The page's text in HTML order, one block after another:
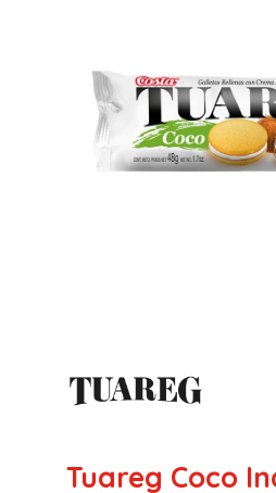
Tuareg Coco